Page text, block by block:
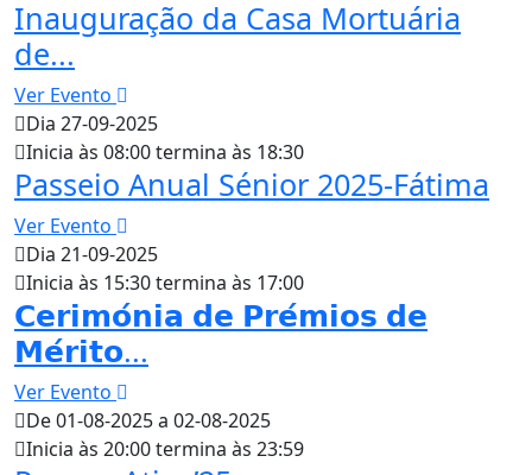
Inauguração da Casa Mortuária
de...
Ver Evento
Dia 27-09-2025
Inicia às 08:00 termina às 18:30
Passeio Anual Sénior 2025-Fátima
Ver Evento
Dia 21-09-2025
Inicia às 15:30 termina às 17:00
𝗖𝗲𝗿𝗶𝗺𝗼́𝗻𝗶𝗮 𝗱𝗲 𝗣𝗿𝗲́𝗺𝗶𝗼𝘀 𝗱𝗲
𝗠𝗲́𝗿𝗶𝘁𝗼...
Ver Evento
De 01-08-2025 a 02-08-2025
Inicia às 20:00 termina às 23:59